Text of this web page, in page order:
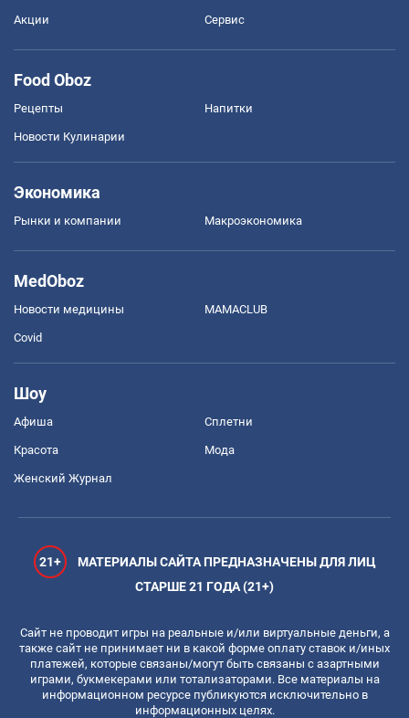
Акции Сервис
Food Oboz
Рецепты Напитки
Новости Кулинарии
Экономика
Рынки и компании Mакроэкономика
MedOboz
Новости медицины MAMACLUB
Covid
Шоу
Афиша Сплетни
Красота Мода
Женский Журнал
21+
МАТЕРИАЛЫ САЙТА ПРЕДНАЗНАЧЕНЫ ДЛЯ ЛИЦ
СТАРШЕ 21 ГОДА (21+)
Сайт не проводит игры на реальные и/или виртуальные деньги, а
также сайт не принимает ни в какой форме оплату ставок и/иных
платежей, которые связаны/могут быть связаны с азартными
играми, букмекерами или тотализаторами. Все материалы на
информационном ресурсе публикуются исключительно в
информационных целях.